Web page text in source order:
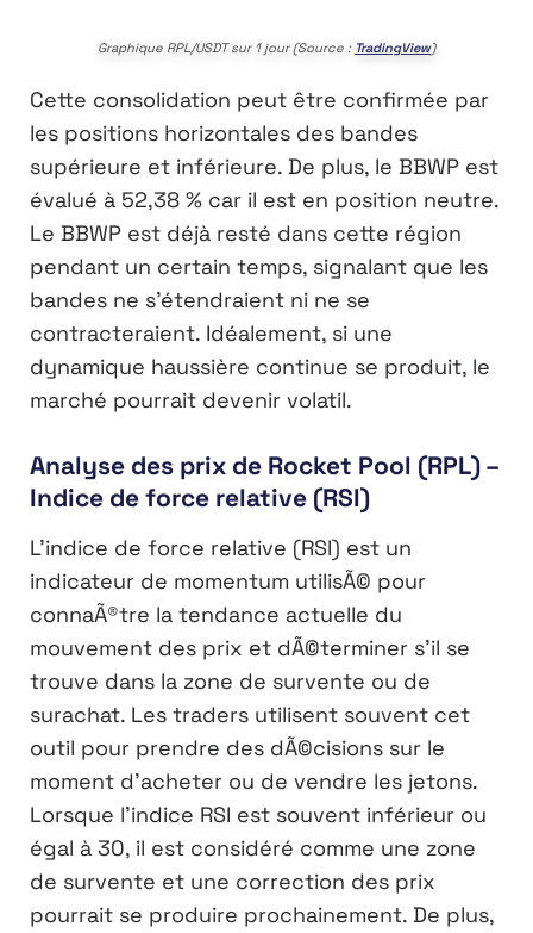
Graphique RPL/USDT sur 1 jour (Source : TradingView)
Cette consolidation peut être confirmée par
les positions horizontales des bandes
supérieure et inférieure. De plus, le BBWP est
évalué à 52,38 % car il est en position neutre.
Le BBWP est déjà resté dans cette région
pendant un certain temps, signalant que les
bandes ne s’étendraient ni ne se
contracteraient. Idéalement, si une
dynamique haussière continue se produit, le
marché pourrait devenir volatil.
Analyse des prix de Rocket Pool (RPL) –
Indice de force relative (RSI)
L’indice de force relative (RSI) est un
indicateur de momentum utilisÃ© pour
connaÃ®tre la tendance actuelle du
mouvement des prix et dÃ©terminer s’il se
trouve dans la zone de survente ou de
surachat. Les traders utilisent souvent cet
outil pour prendre des dÃ©cisions sur le
moment d’acheter ou de vendre les jetons.
Lorsque l’indice RSI est souvent inférieur ou
égal à 30, il est considéré comme une zone
de survente et une correction des prix
pourrait se produire prochainement. De plus,